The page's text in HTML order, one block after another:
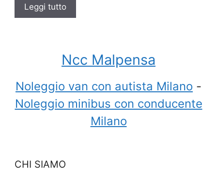
Leggi tutto
Ncc Malpensa
Noleggio van con autista Milano -
Noleggio minibus con conducente
Milano
CHI SIAMO